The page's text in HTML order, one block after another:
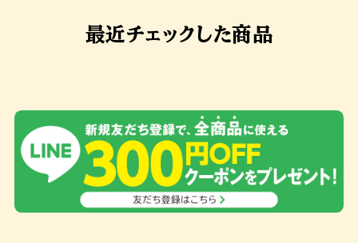
最近チェックした商品